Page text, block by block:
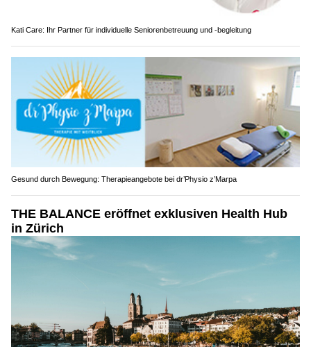
Kati Care: Ihr Partner für individuelle Seniorenbetreuung und -begleitung
Gesund durch Bewegung: Therapieangebote bei dr’Physio z’Marpa
THE BALANCE eröffnet exklusiven Health Hub
in Zürich